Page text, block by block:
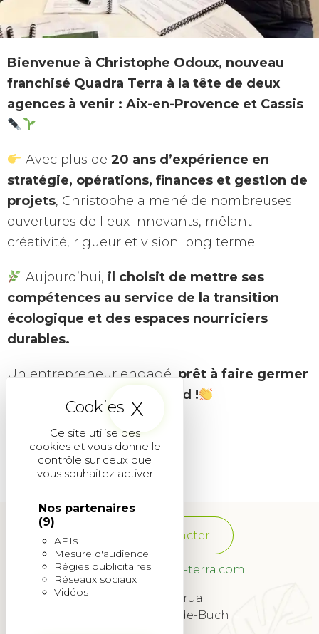
Ce site utilise des
cookies et vous donne le
contrôle sur ceux que
vous souhaitez activer
Nos partenaires
(9)
APIs
Mesure d'audience
Régies publicitaires
Réseaux sociaux
Vidéos
X Masquer le
Bienvenue à Christophe Odoux, nouveau
franchisé Quadra Terra à la tête de deux
agences à venir : Aix-en-Provence et Cassis
Avec plus de 20 ans d’expérience en
stratégie, opérations, finances et gestion de
projets, Christophe a mené de nombreuses
ouvertures de lieux innovants, mêlant
créativité, rigueur et vision long terme.
Aujourd’hui, il choisit de mettre ses
compétences au service de la transition
écologique et des espaces nourriciers
durables.
Un entrepreneur engagé, prêt à faire germer
l’impact positif dans le Sud !
Bienvenue Christophe
Nous contacter
franchise@quadra-terra.com
34 Rue Lagrua
33260 La Teste-de-Buch